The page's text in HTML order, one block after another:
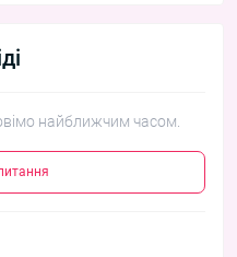
найближчим часом.